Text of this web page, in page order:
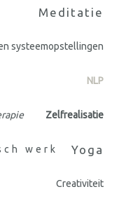
Meditatie
systeemopstellingen
NLP
Zelfrealisatie
werk Yoga
Creativiteit